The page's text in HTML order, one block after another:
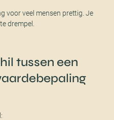
voor veel mensen prettig. Je
drempel.
tussen een